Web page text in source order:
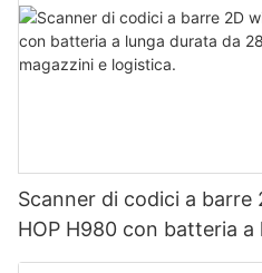
Scanner di codici a barre
HOP H980 con batteria
mAh, ideale per